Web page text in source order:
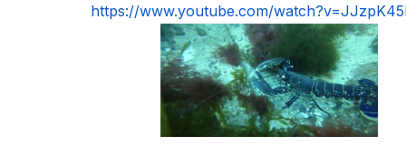
https://www.youtube.com/